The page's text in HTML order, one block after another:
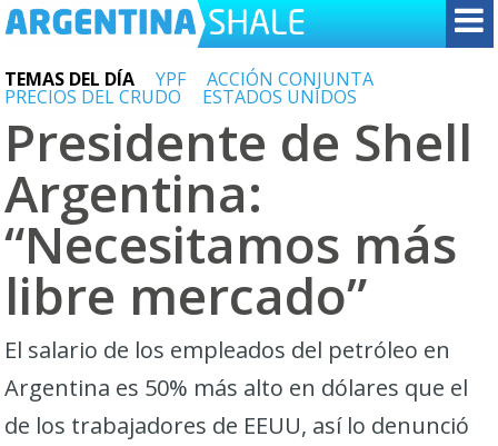
TEMAS DEL DÍA YPF ACCIÓN CONJUNTA
PRECIOS DEL CRUDO ESTADOS UNIDOS
Presidente de Shell
Argentina:
“Necesitamos más
libre mercado”
El salario de los empleados del petróleo en
Argentina es 50% más alto en dólares que el
de los trabajadores de EEUU, así lo denunció